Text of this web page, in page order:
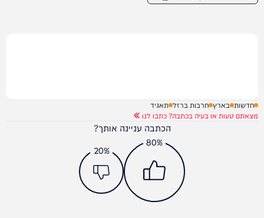
חדשות בארץ חרבות ברזל תאגיד
מצאתם טעות או בעיה בכתבה? כתבו לנו
הכתבה עניינה אותך?
80%
20%